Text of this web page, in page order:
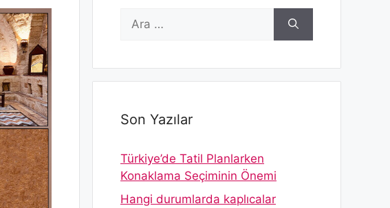
için
Son Yazılar
Türkiye’de Tatil Planlarken
Konaklama Seçiminin Önemi
Hangi durumlarda kaplıcalar